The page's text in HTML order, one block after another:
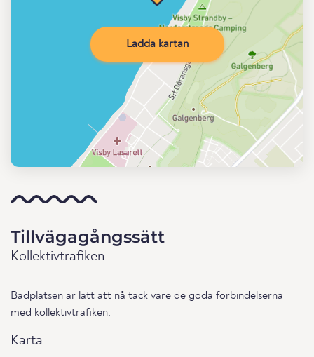
Ladda kartan
Tillvägagångssätt
Kollektivtrafiken
Badplatsen är lätt att nå tack vare de goda förbindelserna
med kollektivtrafiken.
Karta